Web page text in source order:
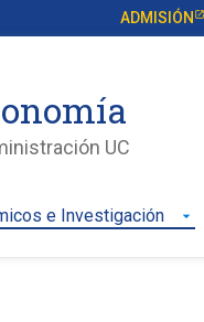
ADMISIÓN
UC
e Investigación arrow_drop_down